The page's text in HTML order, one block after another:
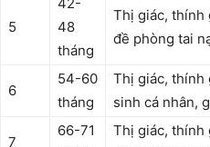
5
48
tháng
Thị giác, thính
đề phòng tai
6
54-60
tháng
Thị giác, thính
sinh cá nhân,
7
66-71
Thị giác, thính